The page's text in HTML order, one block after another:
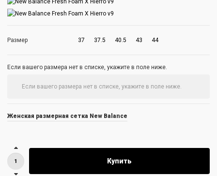
Размер 37 37.5 40.5 43 44
Если вашего размера нет в списке, укажите в поле ниже.
Женская размерная сетка New Balance
Купить